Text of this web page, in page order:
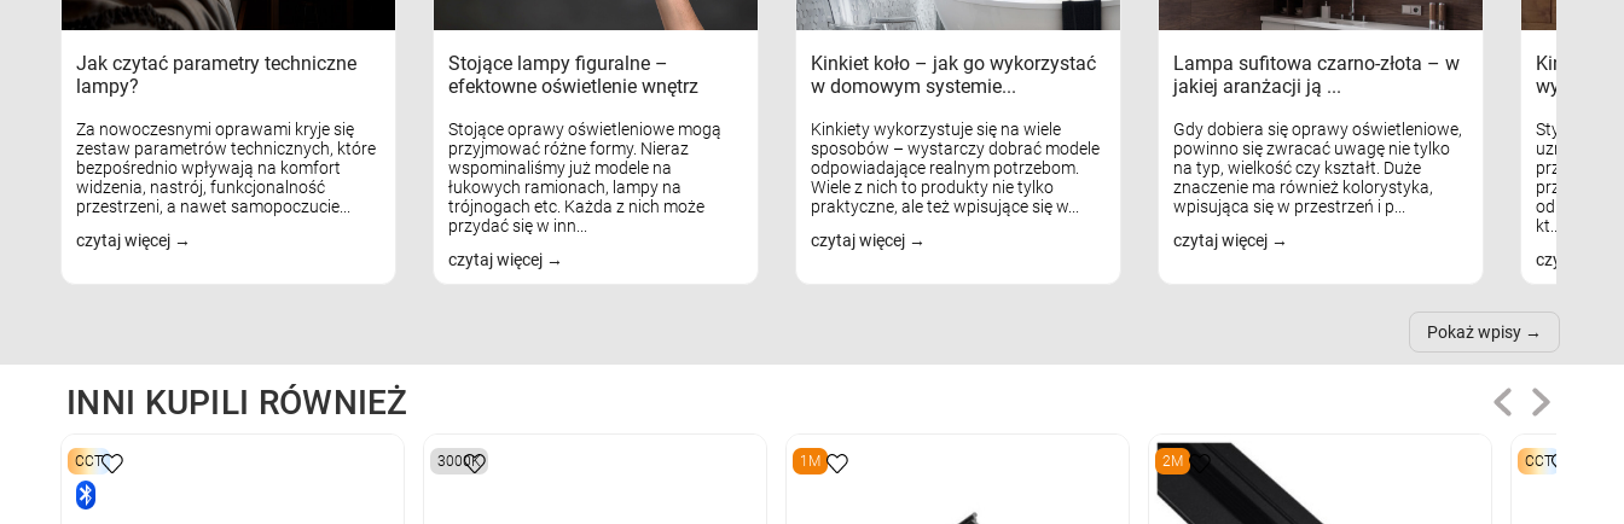
Jak czytać parametry techniczne
lampy?
Za nowoczesnymi oprawami kryje się
zestaw parametrów technicznych, które
bezpośrednio wpływają na komfort
widzenia, nastrój, funkcjonalność
przestrzeni, a nawet samopoczucie...
czytaj więcej
Stojące lampy figuralne –
efektowne oświetlenie wnętrz
Stojące oprawy oświetleniowe mogą
przyjmować różne formy. Nieraz
wspominaliśmy już modele na
łukowych ramionach, lampy na
trójnogach etc. Każda z nich może
przydać się w inn...
czytaj więcej
Kinkiet koło – jak go wykorzystać
w domowym systemie...
Kinkiety wykorzystuje się na wiele
sposobów – wystarczy dobrać modele
odpowiadające realnym potrzebom.
Wiele z nich to produkty nie tylko
praktyczne, ale też wpisujące się w...
czytaj więcej
Lampa sufitowa czarno-złota – w
jakiej aranżacji ją ...
Gdy dobiera się oprawy oświetleniowe,
powinno się zwracać uwagę nie tylko
na typ, wielkość czy kształt. Duże
znaczenie ma również kolorystyka,
wpisująca się w przestrzeń i p...
czytaj więcej
Kinkiety
Styl
uznaniem
kt...
czytaj
Pokaż wpisy
INNI KUPILI RÓWNIEŻ
CCT 3000K 1M 2M CCT